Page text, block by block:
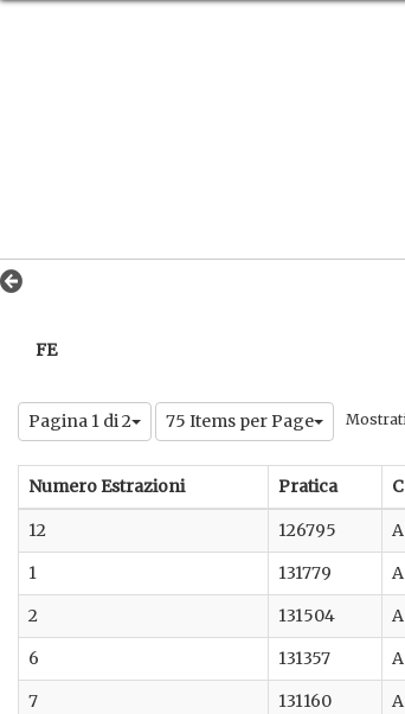
FE
Pagina 1 di 2 75 Items per Page
Numero Estrazioni Pratica
12 126795
1
131779
2
131504
6
131357
7
131160